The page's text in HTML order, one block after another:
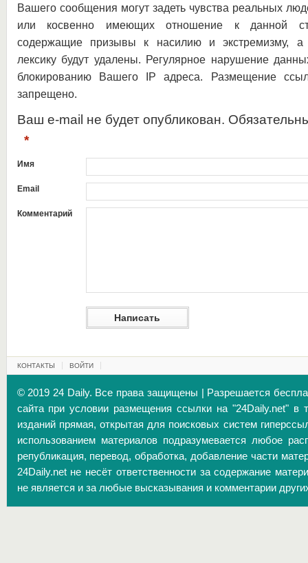
Вашего сообщения могут задеть чувства реальных
или косвенно имеющих отношение к данной
содержащие призывы к насилию и экстремизму, а
лексику будут удалены. Регулярное нарушение
блокированию Вашего IP адреса. Размещение
запрещено.
Ваш e-mail не будет опубликован.
*
Имя
Email
Комментарий
КОНТАКТЫ ВОЙТИ
© 2019 24 Daily. Все права защищены | Разрешается
сайта при условии размещения ссылки на "24Daily.net" в
изданий прямая, открытая для поисковых систем
использованием материалов подразумевается любое
републикация, перевод, обработка, добавление части
24Daily.net не несёт ответственности за содержание
не является и за любые высказывания и комментарии